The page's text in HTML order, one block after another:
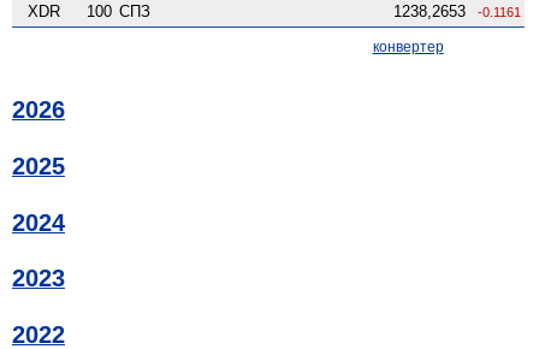
XDR 100 СПЗ 1238,2653 -0.1161
конвертер
2026
2025
2024
2023
2022